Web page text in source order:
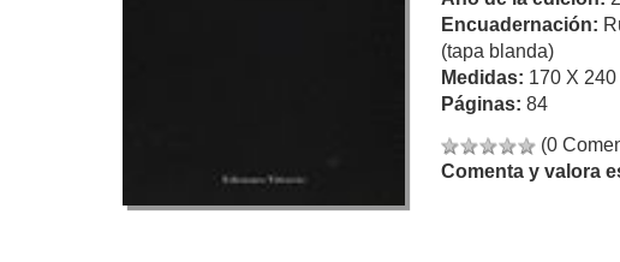
Encuadernación:
(tapa blanda)
Medidas: 170 X 240
Páginas: 84
(0
Comenta y valora